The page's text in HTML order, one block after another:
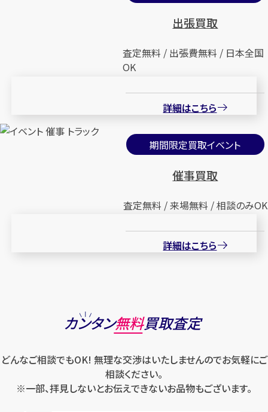
出張買取
査定無料 / 出張費無料 / 日本全国
OK
詳細はこちら
期間限定買取イベント
催事買取
査定無料 / 来場無料 / 相談のみOK
詳細はこちら
カンタン無料買取査定
どんなご相談でもOK! 無理な交渉はいたしませんのでお気軽にご
相談ください。
※一部、拝見しないとお伝えできないお品物もございます。